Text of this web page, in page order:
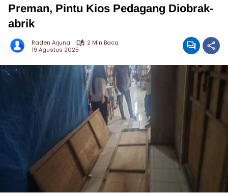
Preman, Pintu Kios Pedagang Diobrak-
abrik
Raden Arjuna
2 Min Baca
19 Agustus 2025